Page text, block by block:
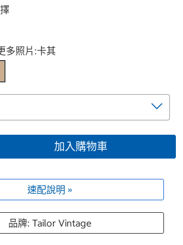
多照片:卡其
加入購物車
速配說明 »
品牌: Tailor Vintage